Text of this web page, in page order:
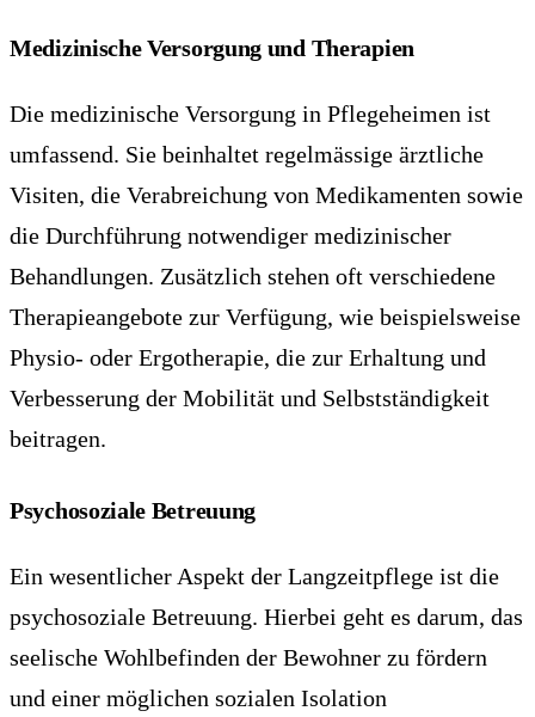
Medizinische Versorgung und Therapien
Die medizinische Versorgung in Pflegeheimen ist
umfassend. Sie beinhaltet regelmässige ärztliche
Visiten, die Verabreichung von Medikamenten sowie
die Durchführung notwendiger medizinischer
Behandlungen. Zusätzlich stehen oft verschiedene
Therapieangebote zur Verfügung, wie beispielsweise
Physio- oder Ergotherapie, die zur Erhaltung und
Verbesserung der Mobilität und Selbstständigkeit
beitragen.
Psychosoziale Betreuung
Ein wesentlicher Aspekt der Langzeitpflege ist die
psychosoziale Betreuung. Hierbei geht es darum, das
seelische Wohlbefinden der Bewohner zu fördern
und einer möglichen sozialen Isolation